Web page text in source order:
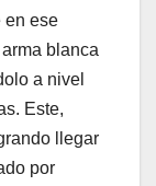
en ese
blanca
a nivel
Este,
llegar
por